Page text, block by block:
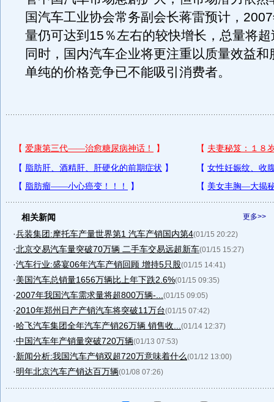
国汽车工业协会常务副会长蒋雷预计，
量仍可达到15％左右的较快增长，总量将
同时，国内汽车企业将更注重以质量效益和
单纯的价格竞争已不能吸引消费者。
更多>>
相关新闻
·兵装集团:摩托车产量世界第1 汽车产销国内第4(01/15 20:22)
·北京交易汽车量突破70万辆 二手车交易远超新车(01/15 15:27)
·汽车行业:盛宴06年汽车产销回顾 增持5只股(01/15 14:41)
·美国汽车总销量1656万辆比上年下跌2.6%(01/15 09:35)
·2007年我国汽车需求量将超800万辆-... (01/15 09:05)
·2010年郑州日产产销汽车将突破11万台(01/15 07:42)
·哈飞汽车集团全年汽车产销26万辆 销售收... (01/14 12:37)
·中国汽车年产销量突破720万辆(01/13 07:53)
·新闻分析:我国汽车产销双超720万意味着什么(01/12 13:00)
·明年北京汽车产销达百万辆(01/08 07:26)